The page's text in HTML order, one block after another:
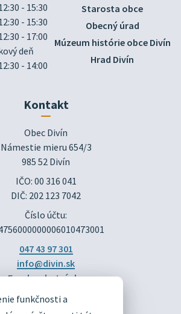
funkčnosti a
- 15:30
- 15:30
- 17:00
deň
- 14:00
Starosta obce
Obecný úrad
Múzeum histórie obce Divín
Hrad Divín
Kontakt
Obec Divín
Námestie mieru 654/3
985 52 Divín
IČO: 00 316 041
DIČ: 202 123 7042
Číslo účtu:
047 43 97 301
info@divin.sk
Facebook stránka